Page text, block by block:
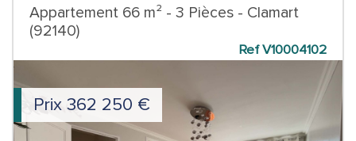
Appartement 66 m² - 3 Pièces - Clamart
(92140)
Ref V10004102
Prix 362 250 €